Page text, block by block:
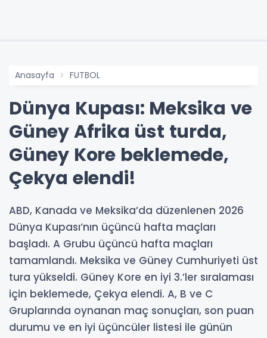
Anasayfa FUTBOL
Dünya Kupası: Meksika ve
Güney Afrika üst turda,
Güney Kore beklemede,
Çekya elendi!
ABD, Kanada ve Meksika’da düzenlenen 2026
Dünya Kupası’nın üçüncü hafta maçları
başladı. A Grubu üçüncü hafta maçları
tamamlandı. Meksika ve Güney Cumhuriyeti üst
tura yükseldi. Güney Kore en iyi 3.’ler sıralaması
için beklemede, Çekya elendi. A, B ve C
Gruplarında oynanan maç sonuçları, son puan
durumu ve en iyi üçüncüler listesi ile günün